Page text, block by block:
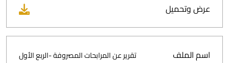
عرض وتحميل
اسم الملف تقرير عن المرابحات المصروفة -الربع الأول